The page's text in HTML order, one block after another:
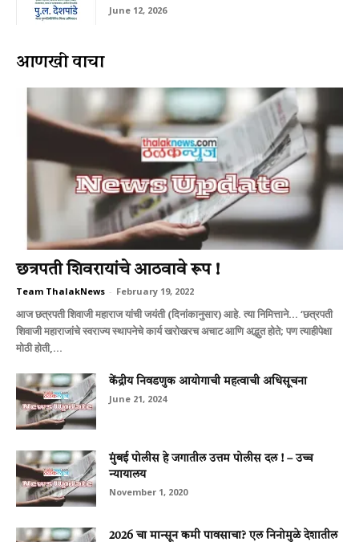
June 12, 2026
आणखी वाचा
छत्रपती शिवरायांचे आठवावे रूप !
Team ThalakNews - February 19, 2022
आज छत्रपती शिवाजी महाराज यांची जयंती (दिनांकानुसार) आहे. त्या निमित्ताने… ‘छत्रपती
शिवाजी महाराजांचे स्वराज्य स्थापनेचे कार्य खरोखरच अचाट आणि अद्भुत होते; पण त्याहीपेक्षा
मोठी होती,...
केंद्रीय निवडणुक आयोगाची महत्वाची अधिसूचना
June 21, 2024
मुंबई पोलीस हे जगातील उत्तम पोलीस दल ! – उच्च
न्यायालय
November 1, 2020
2026 चा मान्सून कमी पावसाचा? एल निनोमुळे देशातील